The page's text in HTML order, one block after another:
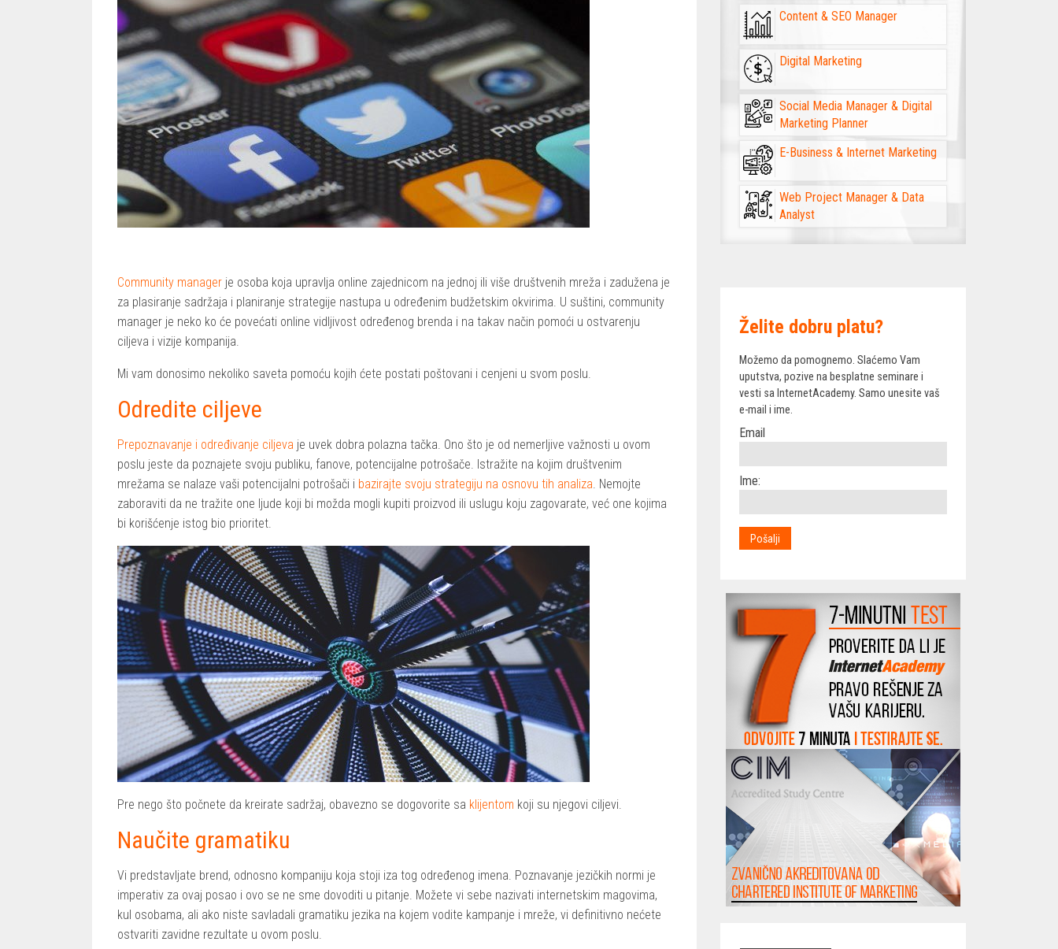
Community manager je osoba koja upravlja online zajednicom na jednoj ili više društvenih mreža i zadužena je
za plasiranje sadržaja i planiranje strategije nastupa u određenim budžetskim okvirima. U suštini, community
manager je neko ko će povećati online vidljivost određenog brenda i na takav način pomoći u ostvarenju
ciljeva i vizije kompanija.
Mi vam donosimo nekoliko saveta pomoću kojih ćete postati poštovani i cenjeni u svom poslu.
Odredite ciljeve
Prepoznavanje i određivanje ciljeva je uvek dobra polazna tačka. Ono što je od nemerljive važnosti u ovom
poslu jeste da poznajete svoju publiku, fanove, potencijalne potrošače. Istražite na kojim društvenim
mrežama se nalaze vaši potencijalni potrošači i bazirajte svoju strategiju na osnovu tih analiza. Nemojte
zaboraviti da ne tražite one ljude koji bi možda mogli kupiti proizvod ili uslugu koju zagovarate, već one kojima
bi korišćenje istog bio prioritet.
Pre nego što počnete da kreirate sadržaj, obavezno se dogovorite sa klijentom koji su njegovi ciljevi.
Naučite gramatiku
Vi predstavljate brend, odnosno kompaniju koja stoji iza tog određenog imena. Poznavanje jezičkih normi je
imperativ za ovaj posao i ovo se ne sme dovoditi u pitanje. Možete vi sebe nazivati internetskim magovima,
kul osobama, ali ako niste savladali gramatiku jezika na kojem vodite kampanje i mreže, vi definitivno nećete
ostvariti zavidne rezultate u ovom poslu.
Content & SEO Manager
Digital Marketing
Social Media Manager & Digital
Marketing Planner
E-Business & Internet Marketing
Web Project Manager & Data
Analyst
Želite dobru platu?
Možemo da pomognemo. Slaćemo Vam
uputstva, pozive na besplatne seminare i
vesti sa InternetAcademy. Samo unesite vaš
e-mail i ime.
Email
Ime: